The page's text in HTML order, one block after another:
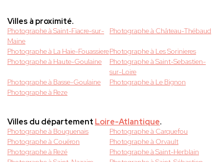
Villes à proximité.
Photographe à Saint-Fiacre-sur-
Maine
Photographe à Château-Thébaud
Photographe à La Haie-FouassierePhotographe à Les Sorinieres
Photographe à Haute-Goulaine
Photographe à Saint-Sebastien-
sur-Loire
Photographe à Basse-Goulaine
Photographe à Le Bignon
Photographe à Reze
Villes du département Loire-Atlantique.
Photographe à Bouguenais
Photographe à Carquefou
Photographe à Couëron
Photographe à Orvault
Photographe à Rezé
Photographe à Saint-Herblain